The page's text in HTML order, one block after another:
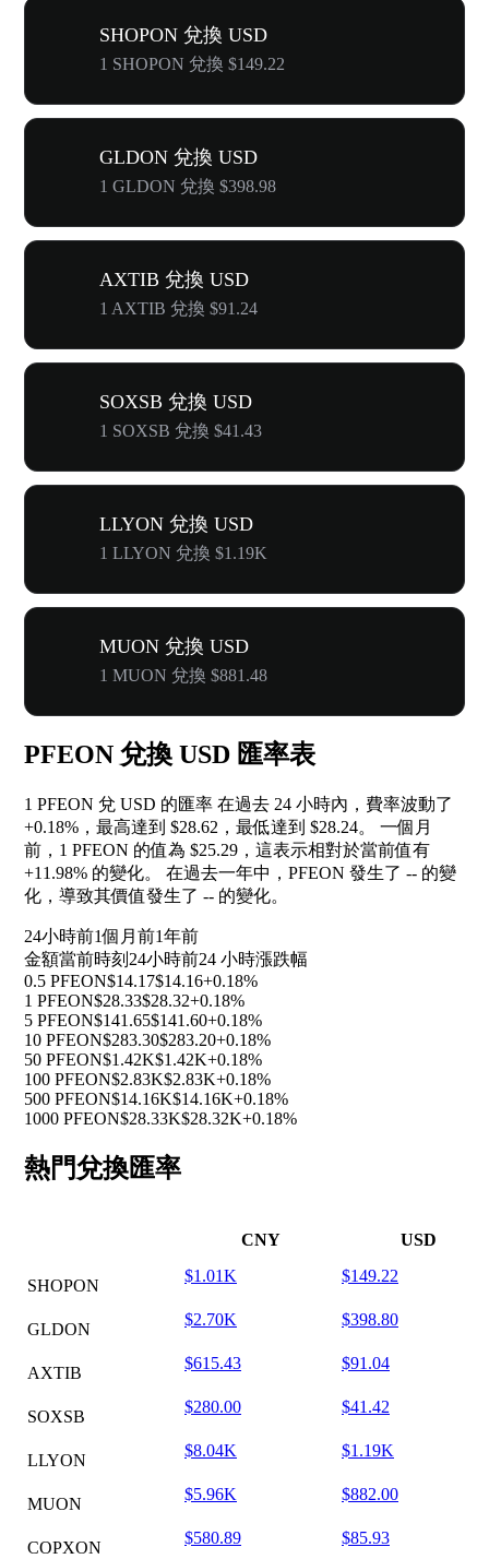
SHOPON 兌換 USD
1 SHOPON 兌換 $149.22
GLDON 兌換 USD
1 GLDON 兌換 $398.98
AXTIB 兌換 USD
1 AXTIB 兌換 $91.24
SOXSB 兌換 USD
1 SOXSB 兌換 $41.43
LLYON 兌換 USD
1 LLYON 兌換 $1.19K
MUON 兌換 USD
1 MUON 兌換 $881.48
PFEON 兌換 USD 匯率表
1 PFEON 兌 USD 的匯率 在過去 24 小時內，費率波動了
+0.18% ，最高達到 $28.62，最低達到 $28.24。 一個月
前，1 PFEON 的值為 $25.29，這表示相對於當前值有
+11.98% 的變化。 在過去一年中，PFEON 發生了 -- 的變
化，導致其價值發生了 -- 的變化。
24小時前1個月前1年前
金額當前時刻 24小時前24 小時漲跌幅
0.5 PFEON$14.17$14.16+0.18%
1 PFEON$28.33$28.32+0.18%
5 PFEON$141.65$141.60+0.18%
10 PFEON$283.30$283.20+0.18%
50 PFEON$1.42K$1.42K+0.18%
100 PFEON$2.83K$2.83K+0.18%
500 PFEON$14.16K$14.16K+0.18%
1000 PFEON$28.33K$28.32K+0.18%
熱門兌換匯率
CNY USD
SHOPON
$1.01K $149.22
GLDON
$2.70K $398.80
AXTIB
$615.43 $91.04
SOXSB
$280.00 $41.42
LLYON
$8.04K $1.19K
MUON
$5.96K $882.00
COPXON
$580.89 $85.93